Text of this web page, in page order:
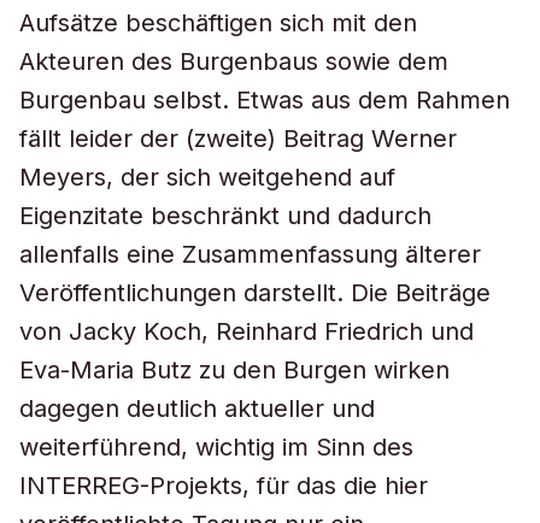
Aufsätze beschäftigen sich mit den
Akteuren des Burgenbaus sowie dem
Burgenbau selbst. Etwas aus dem Rahmen
fällt leider der (zweite) Beitrag Werner
Meyers, der sich weitgehend auf
Eigenzitate beschränkt und dadurch
allenfalls eine Zusammenfassung älterer
Veröffentlichungen darstellt. Die Beiträge
von Jacky Koch, Reinhard Friedrich und
Eva-Maria Butz zu den Burgen wirken
dagegen deutlich aktueller und
weiterführend, wichtig im Sinn des
INTERREG-Projekts, für das die hier